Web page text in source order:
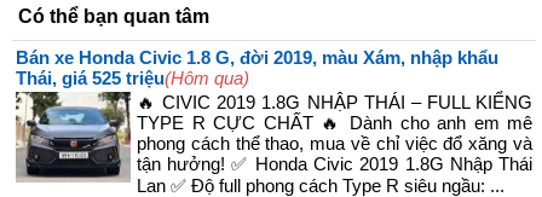
Có thể bạn quan tâm
Bán xe Honda Civic 1.8 G, đời 2019, màu Xám, nhập khẩu
Thái, giá 525 triệu(Hôm qua)
🔥 CIVIC 2019 1.8G NHẬP THÁI – FULL KIỂNG
TYPE R CỰC CHẤT 🔥 Dành cho anh em mê
phong cách thể thao, mua về chỉ việc đổ xăng và
tận hưởng! ✅ Honda Civic 2019 1.8G Nhập Thái
Lan ✅ Độ full phong cách Type R siêu ngầu: ...